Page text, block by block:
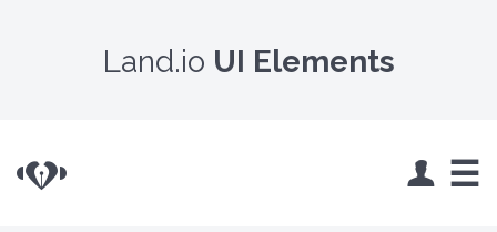
Land.io UI Elements
☰